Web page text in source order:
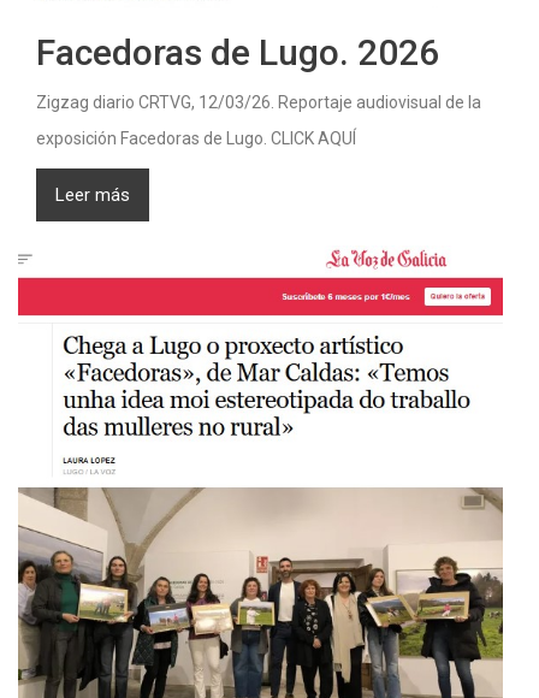
Facedoras de Lugo. 2026
Zigzag diario CRTVG, 12/03/26. Reportaje audiovisual de la
exposición Facedoras de Lugo. CLICK AQUÍ
Leer más